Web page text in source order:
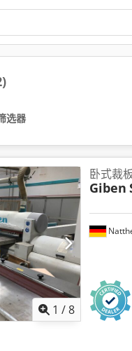
选器
1 /8
卧式裁
Giben